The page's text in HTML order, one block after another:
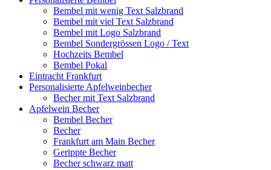
Bembel mit wenig Text Salzbrand
Bembel mit viel Text Salzbrand
Bembel mit Logo Salzbrand
Bembel Sondergrössen Logo / Text
Hochzeits Bembel
Bembel Pokal
Eintracht Frankfurt
Personalisierte Apfelweinbecher
Becher mit Text Salzbrand
Apfelwein Becher
Bembel Becher
Becher
Frankfurt am Main Becher
Gerippte Becher
Becher schwarz matt